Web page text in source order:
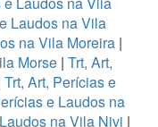
Laudos na Vila
na Vila Moreira|
Morse | Trt, Art,
Trt, Art, Perícias e
e Laudos na
na Vila Nivi |